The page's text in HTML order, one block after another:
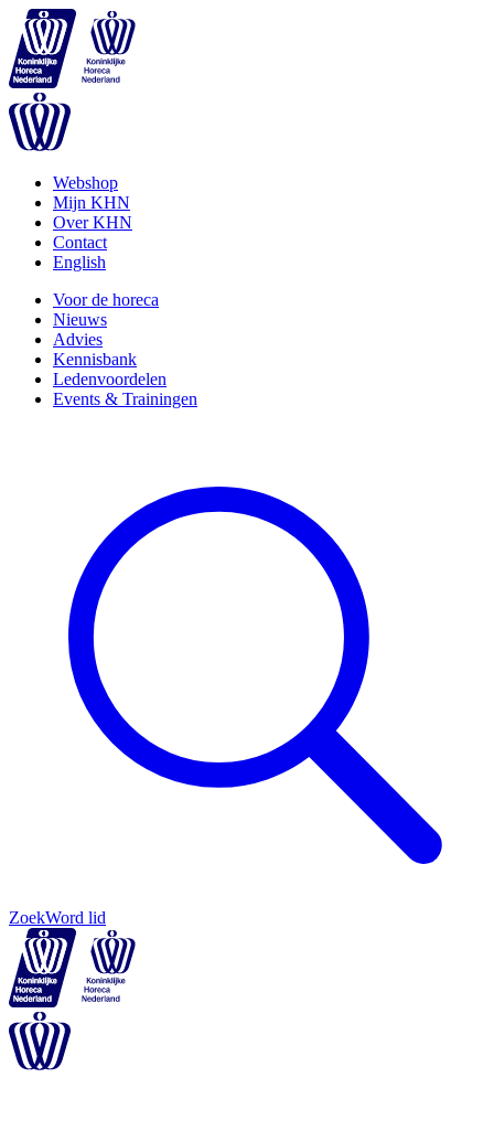
Webshop
Mijn KHN
Over KHN
Contact
English
Voor de horeca
Nieuws
Advies
Kennisbank
Ledenvoordelen
Events & Trainingen
ZoekWord lid